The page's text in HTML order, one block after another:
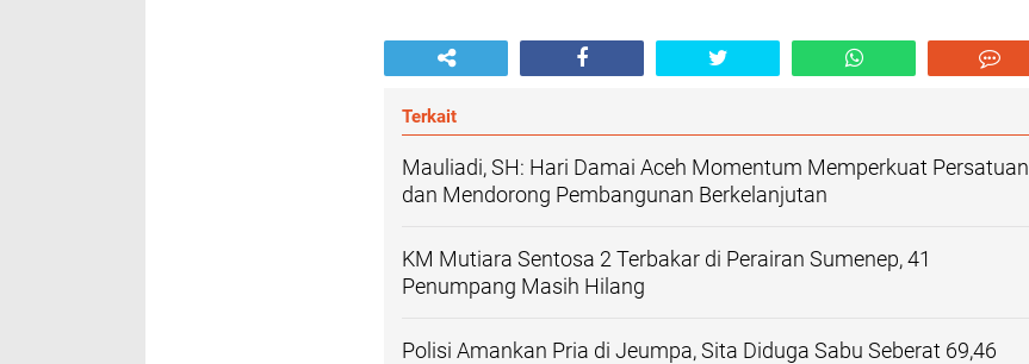
Terkait
Mauliadi, SH: Hari Damai Aceh Momentum Memperkuat Persatuan
dan Mendorong Pembangunan Berkelanjutan
KM Mutiara Sentosa 2 Terbakar di Perairan Sumenep, 41
Penumpang Masih Hilang
Polisi Amankan Pria di Jeumpa, Sita Diduga Sabu Seberat 69,46